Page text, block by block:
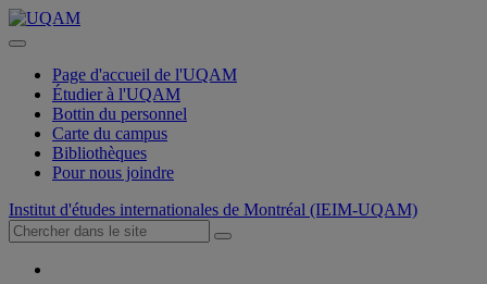
Page d'accueil de l'UQAM
Étudier à l'UQAM
Bottin du personnel
Carte du campus
Bibliothèques
Pour nous joindre
Institut d'études internationales de Montréal (IEIM-UQAM)